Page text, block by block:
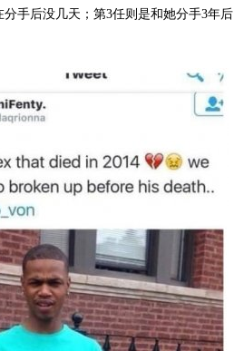
手后没几天；第3任则是和她分手3年后